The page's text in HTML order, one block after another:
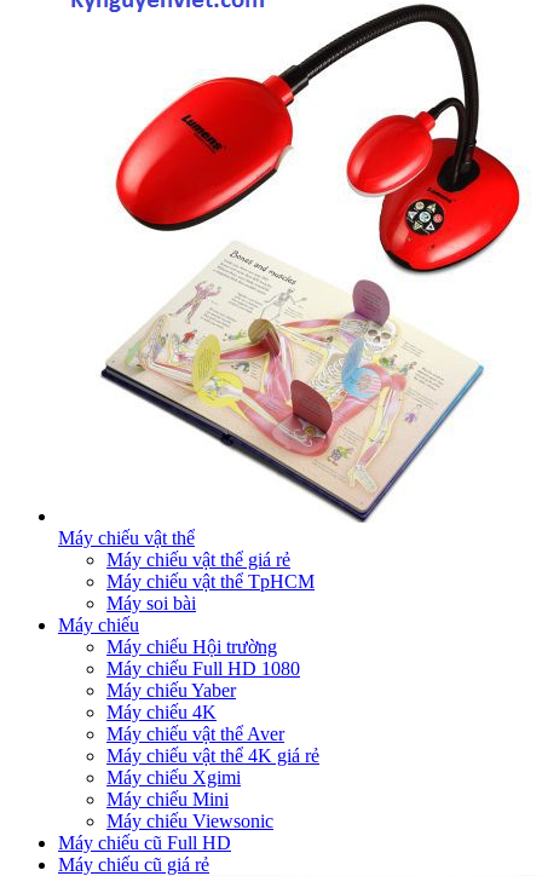
Máy chiếu vật thể
Máy chiếu vật thể giá rẻ
Máy chiếu vật thể TpHCM
Máy soi bài
Máy chiếu
Máy chiếu Hội trường
Máy chiếu Full HD 1080
Máy chiếu Yaber
Máy chiếu 4K
Máy chiếu vật thể Aver
Máy chiếu vật thể 4K giá rẻ
Máy chiếu Xgimi
Máy chiếu Mini
Máy chiếu Viewsonic
Máy chiếu cũ Full HD
Máy chiếu cũ giá rẻ